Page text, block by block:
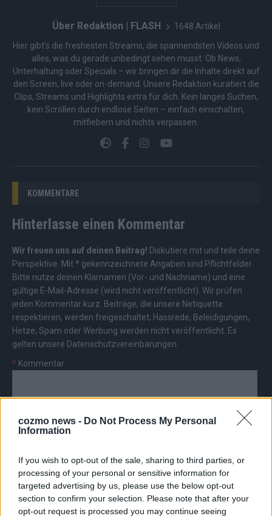
cozmo news - Do Not Process My Personal
Information
If you wish to opt-out of the sale, sharing to third parties, or
processing of your personal or sensitive information for
targeted advertising by us, please use the below opt-out
section to confirm your selection. Please note that after your
opt-out request is processed you may continue seeing
Über Redaktion | FLASH 1648 Artikel
Hier gibt’s die freshesten Streams, die spannendsten Videos und
alles, was du gerade unbedingt sehen musst. Ob News,
Unterhaltung oder Specials – wir bringen dir die Inhalte direkt auf
den Screen, live oder on-demand. Unsere Redaktion kuratiert die
Clips, Streams und Highlights extra für dich. Kein langes Suchen,
kein Scrollen durch endlose Seiten – einfach einschalten,
mitfiebern und nichts verpassen.
KOMMENTARE
Hinterlasse einen Kommentar
Wir freuen uns auf deinen Beitrag! Diskutiere mit und teile deine
Perspektive. Mit * gekennzeichnete Angaben sind Pflichtfelder.
Bitte nutze deinen Klarnamen (Vor- und Nachname) und eine
gültige E-Mail-Adresse (wird nicht veröffentlicht). Wir prüfen
jeden Kommentar kurz. Beiträge, die unsere Netiquette
respektieren, werden freigeschaltet; Hassrede, Beleidigungen,
Hetze, Spam oder Werbung werden nicht veröffentlicht. Es
gelten unsere Datenschutzvereinbarungen
* Kommentar
E-Mail